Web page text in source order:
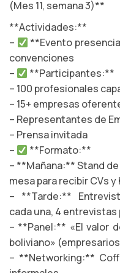
(Mes 11, semana 3)**
**Actividades:**
–
**Evento
convenciones
–
**Participantes:**
– 100 profesionales
– 15+ empresas
– Representantes de
– Prensa invitada
–
**Formato:**
– **Mañana:** Stand
mesa para recibir CVs
– **Tarde:**
cada una, 4
– **Panel:** «El valor
boliviano»
– **Networking:**